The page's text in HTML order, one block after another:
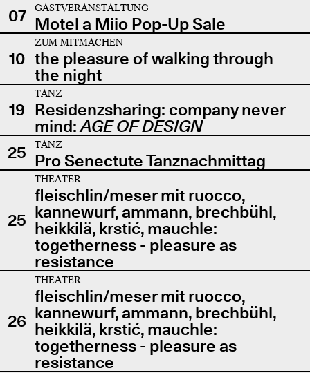
07
GASTVERANSTALTUNG
Motel a Miio Pop-Up Sale
10
ZUM MITMACHEN
the pleasure of walking through
the night
19
TANZ
Residenzsharing: company never
mind:AGE OF DESIGN
25
TANZ
Pro Senectute Tanznachmittag
25
THEATER
fleischlin/meser mit ruocco,
kannewurf, ammann, brechbühl,
heikkilä, krstić, mauchle:
togetherness - pleasure as
resistance
26
THEATER
fleischlin/meser mit ruocco,
kannewurf, ammann, brechbühl,
heikkilä, krstić, mauchle:
togetherness - pleasure as
resistance